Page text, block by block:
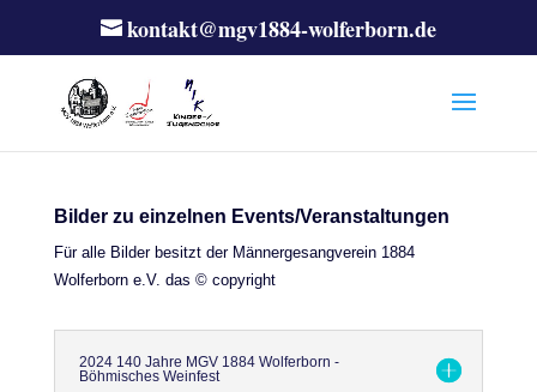
kontakt@mgv1884-wolferborn.de
Bilder zu einzelnen Events/Veranstaltungen
Für alle Bilder besitzt der Männergesangverein 1884
Wolferborn e.V. das © copyright
2024 140 Jahre MGV 1884 Wolferborn -
Böhmisches Weinfest